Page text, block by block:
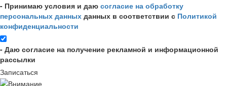
- Принимаю условия и даю согласие на обработку
персональных данных данных в соответствии с Политикой
конфиденциальности
- Даю согласие на получение рекламной и информационной
рассылки
Записаться